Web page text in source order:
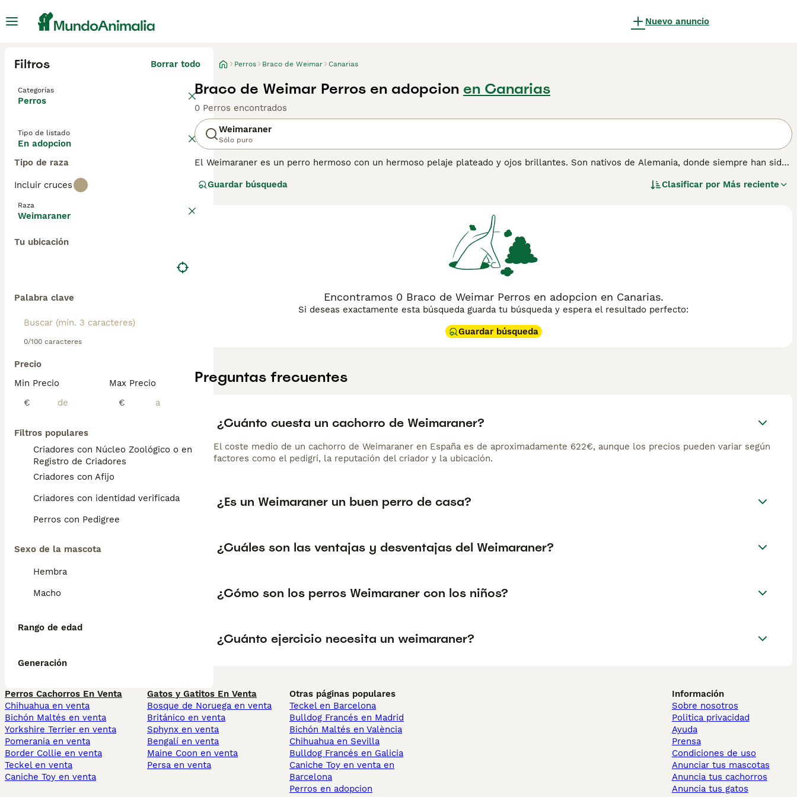
Nuevo anuncio
Filtros Borrar todo
Categorías
Perros
Tipo de listado
En adopcion
Tipo de raza
Incluir cruces
Raza
Weimaraner
Tu ubicación
Palabra clave
0/100 caracteres
Precio
Min Precio
€
Max Precio
€
Filtros populares
Criadores con Núcleo Zoológico o en el
Registro de Criadores
Criadores con Afijo
Criadores con identidad verificada
Perros con Pedigree
Sexo de la mascota
Hembra
Macho
Rango de edad
Generación
Perros Braco de Weimar Canarias
Braco de Weimar Perros en adopcion en Canarias
0 Perros encontrados
Weimaraner
Sólo puro
El Weimaraner es un perro hermoso con un hermoso pelaje plateado y ojos brillantes. Son nativos de Alemania, donde siempre han sido
mejor opción para los dueños de perros primerizos, ya que los Weimaraner son muy inteligentes y se dan cuenta rápidamente cuando el
personas que lideran vidas activas al aire libre y que quieren un compañero canino fuerte a su lado.
para obtener información sobre esta raza de perro.
Guardar búsqueda Clasificar por Más reciente
Encontramos 0 Braco de Weimar Perros en adopcion en Canarias.
Si deseas exactamente esta búsqueda guarda tu búsqueda y espera el resultado perfecto:
Guardar búsqueda
Preguntas frecuentes
¿Cuánto cuesta un cachorro de Weimaraner?
El coste medio de un cachorro de Weimaraner en España es de aproximadamente 622€, aunque los precios pueden variar según
factores como el pedigrí, la reputación del criador y la ubicación.
¿Es un Weimaraner un buen perro de casa?
¿Cuáles son las ventajas y desventajas del Weimaraner?
¿Cómo son los perros Weimaraner con los niños?
¿Cuánto ejercicio necesita un weimaraner?
Perros Cachorros En Venta
Chihuahua en venta
Bichón Maltés en venta
Yorkshire Terrier en venta
Pomerania en venta
Border Collie en venta
Teckel en venta
Caniche Toy en venta
Gatos y Gatitos En Venta
Bosque de Noruega en venta
Británico en venta
Sphynx en venta
Bengalí en venta
Maine Coon en venta
Persa en venta
Otras páginas populares
Teckel en Barcelona
Bulldog Francés en Madrid
Bichón Maltés en València
Chihuahua en Sevilla
Bulldog Francés en Galicia
Caniche Toy en venta en
Barcelona
Perros en adopcion
Información
Sobre nosotros
Politica privacidad
Ayuda
Prensa
Condiciones de uso
Anunciar tus mascotas
Anuncia tus cachorros
Anuncia tus gatos